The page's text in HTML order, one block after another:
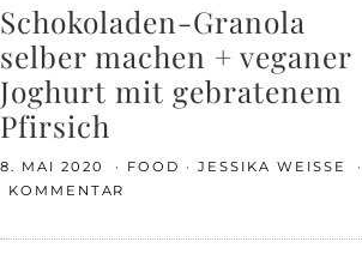
Schokoladen-Granola
selber machen + veganer
Joghurt mit gebratenem
Pfirsich
8. MAI 2020 FOOD
JESSIKA WEISSE
KOMMENTAR